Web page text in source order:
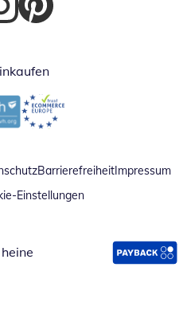
Fenster
in neuem Fenster
Öffnet in neuem Fenster
Fenster
Öffnet in neuem Fenster
BarrierefreiheitImpressum
Einstellungen